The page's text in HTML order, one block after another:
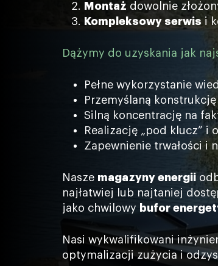
Montaż dowolnie
Kompleksowy serwisi
Dążymy do uzyskania jak
Pełne wykorzystanie
Przemyślaną
Silną koncentrację na
Realizację „pod klucz” i
Zapewnienie trwałości i
Nasze magazyny energii
najłatwiej lub najtaniej
jako chwilowy bufor
Nasi wykwalifikowani
optymalizacji zużycia i